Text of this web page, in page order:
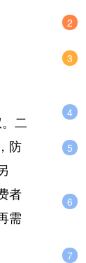
二
防
者
需
2
3
4
5
6
7